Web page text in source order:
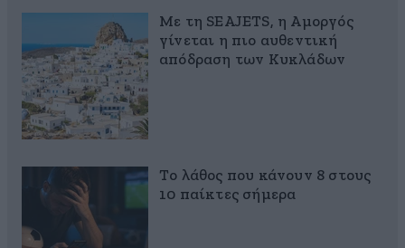
Με τη SEAJETS, η Αμοργός
γίνεται η πιο αυθεντική
απόδραση των Κυκλάδων
Το λάθος που κάνουν 8 στους
10 παίκτες σήμερα